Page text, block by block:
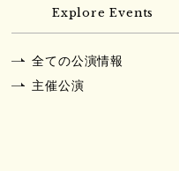
Explore Events
全ての公演情報
主催公演